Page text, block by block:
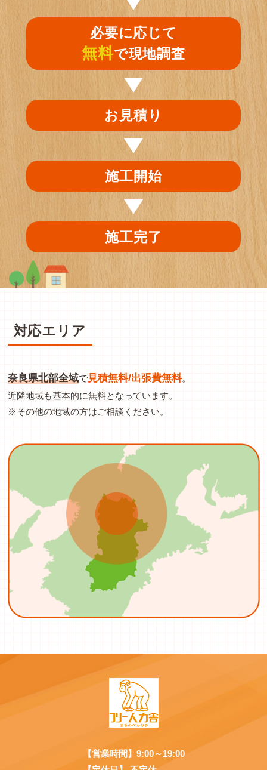
必要に応じて
無料で現地調査
お見積り
施工開始
施工完了
対応エリア
奈良県北部全域で見積無料/出張費無料。
近隣地域も基本的に無料となっています。
※その他の地域の方はご相談ください。
【営業時間】9:00～19:00